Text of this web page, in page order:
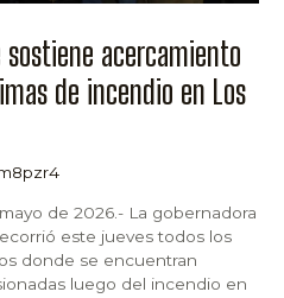
sostiene acercamiento
de incendio en Los
de 2026.- La gobernadora
este jueves todos los
donde se encuentran
luego del incendio en